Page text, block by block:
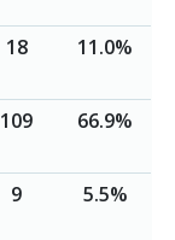
18 11.0%
109 66.9%
9 5.5%